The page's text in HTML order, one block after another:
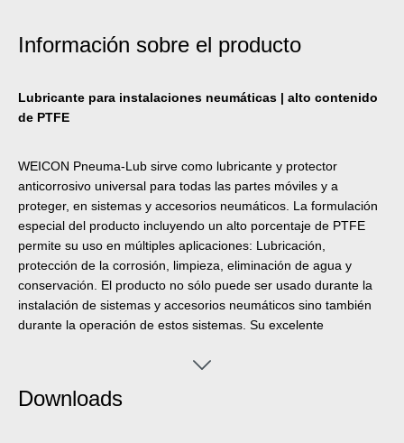
Información sobre el producto
Lubricante para instalaciones neumáticas | alto contenido
de PTFE
WEICON Pneuma-Lub sirve como lubricante y protector
anticorrosivo universal para todas las partes móviles y a
proteger, en sistemas y accesorios neumáticos. La formulación
especial del producto incluyendo un alto porcentaje de PTFE
permite su uso en múltiples aplicaciones: Lubricación,
protección de la corrosión, limpieza, eliminación de agua y
conservación. El producto no sólo puede ser usado durante la
instalación de sistemas y accesorios neumáticos sino también
durante la operación de estos sistemas. Su excelente
sectores, como p. ej. en la industria on-/offshore. El Pneuma-
Downloads